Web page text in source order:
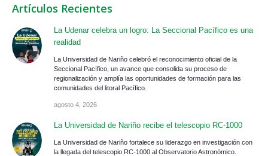
Artículos Recientes
La Udenar celebra un logro: La Seccional Pacífico es una
realidad
La Universidad de Nariño celebró el reconocimiento oficial de la
Seccional Pacífico, un avance que consolida su proceso de
regionalización y amplía las oportunidades de formación para las
comunidades del litoral Pacífico.
agosto 4, 2026
La Universidad de Nariño recibe el telescopio RC-1000
La Universidad de Nariño fortalece su liderazgo en investigación con
la llegada del telescopio RC-1000 al Observatorio Astronómico.